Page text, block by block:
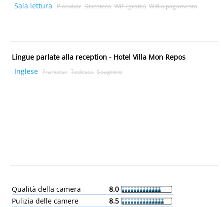
Sala lettura Pianobar Discoteca Wifi (gratis) Wifi a pagamento
Lingue parlate alla reception - Hotel Villa Mon Repos
Inglese Francese Tedesco Spagnolo
Qualità della camera
8.0
Pulizia delle camere
8.5